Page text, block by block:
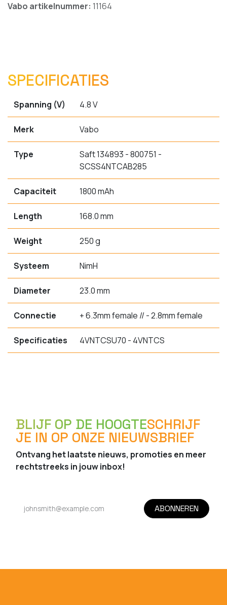
Vabo artikelnummer: 11164
SPECIFICATIES
Spanning (V) 4.8 V
Merk Vabo
Type
Saft 134893 - 800751 -
SCSS4NTCAB285
Capaciteit 1800 mAh
Length 168.0 mm
Weight 250 g
Systeem NimH
Diameter 23.0 mm
Connectie + 6.3mm female // - 2.8mm female
Specificaties 4VNTCSU70 - 4VNTCS
BLIJF OP DE HOOGTESCHRIJF
JE IN OP ONZE NIEUWSBRIEF
Ontvang het laatste nieuws, promoties en meer
rechtstreeks in jouw inbox!
ABONNEREN